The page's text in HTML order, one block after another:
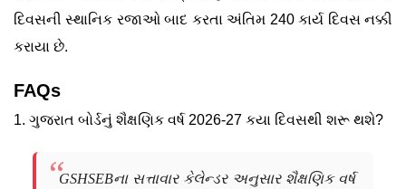
દિવસની સ્થાનિક રજાઓ બાદ કરતા અંતિમ 240 કાર્ય દિવસનક્કી
કરાયા છે.
FAQs
1. ગુજરાત બોર્ડનું શૈક્ષણિક વર્ષ 2026-27 કયા દિવસથી શરૂ થશે?
GSHSEBના સત્તાવાર કેલેન્ડર અનુસાર શૈક્ષણિક વર્ષ